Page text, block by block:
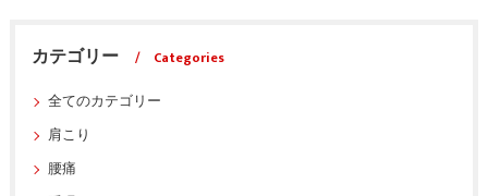
カテゴリー
Categories
全てのカテゴリー
肩こり
腰痛